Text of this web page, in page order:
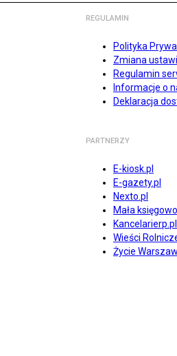
REGULAMIN
Polityka
Zmiana
Regulamin
Informacje o
Deklaracja
PARTNERZY
E-kiosk.pl
E-gazety.pl
Nexto.pl
Mała
Kancelarierp.pl
Wieści
Życie